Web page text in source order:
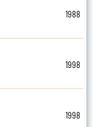
1988
1998
1998